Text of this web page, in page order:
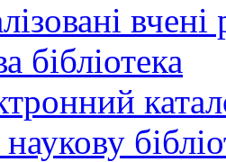
вчені
бібліотека